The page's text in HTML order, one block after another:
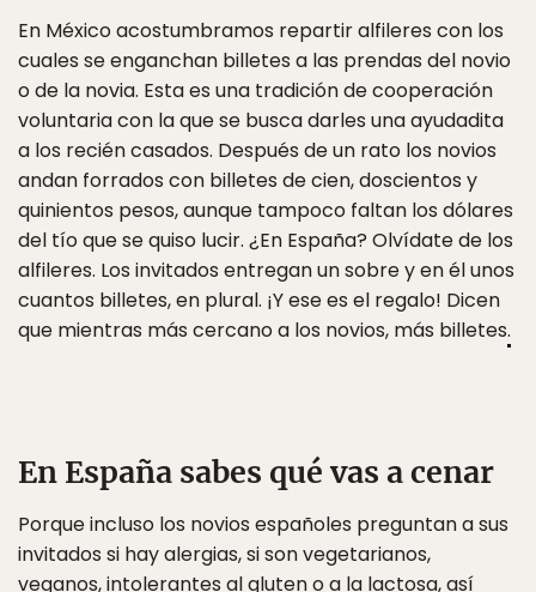
En México acostumbramos repartir alfileres con los
cuales se enganchan billetes a las prendas del novio
o de la novia. Esta es una tradición de cooperación
voluntaria con la que se busca darles una ayudadita
a los recién casados. Después de un rato los novios
andan forrados con billetes de cien, doscientos y
quinientos pesos, aunque tampoco faltan los dólares
del tío que se quiso lucir. ¿En España? Olvídate de los
alfileres. Los invitados entregan un sobre y en él unos
cuantos billetes, en plural. ¡Y ese es el regalo! Dicen
que mientras más cercano a los novios, más billetes.
En España sabes qué vas a cenar
Porque incluso los novios españoles preguntan a sus
invitados si hay alergias, si son vegetarianos,
veganos, intolerantes al gluten o a la lactosa, así